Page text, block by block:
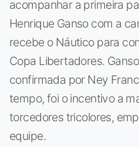
acompanhar a primeira
Henrique Ganso com a
recebe o Náutico para
Copa Libertadores.
confirmada por Ney
tempo, foi o incentivo a
torcedores tricolores,
equipe.